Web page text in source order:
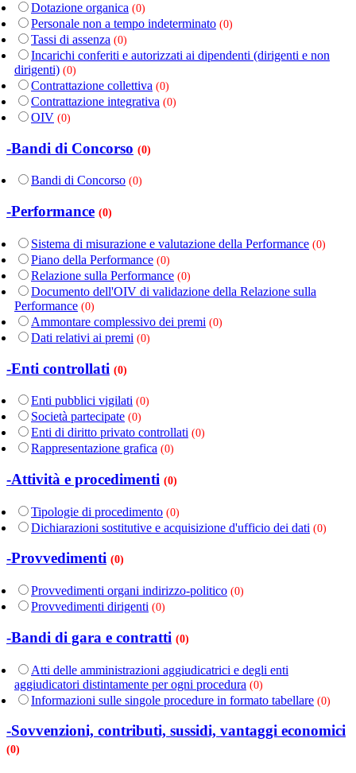
Dotazione organica (0)
Personale non a tempo indeterminato (0)
Tassi di assenza (0)
Incarichi conferiti e autorizzati ai dipendenti (dirigenti e non
dirigenti) (0)
Contrattazione collettiva (0)
Contrattazione integrativa (0)
OIV (0)
-Bandi di Concorso (0)
Bandi di Concorso (0)
-Performance (0)
Sistema di misurazione e valutazione della Performance (0)
Piano della Performance (0)
Relazione sulla Performance (0)
Documento dell'OIV di validazione della Relazione sulla
Performance (0)
Ammontare complessivo dei premi (0)
Dati relativi ai premi (0)
-Enti controllati (0)
Enti pubblici vigilati (0)
Società partecipate (0)
Enti di diritto privato controllati (0)
Rappresentazione grafica (0)
-Attività e procedimenti (0)
Tipologie di procedimento (0)
Dichiarazioni sostitutive e acquisizione d'ufficio dei dati (0)
-Provvedimenti (0)
Provvedimenti organi indirizzo-politico (0)
Provvedimenti dirigenti (0)
-Bandi di gara e contratti (0)
Atti delle amministrazioni aggiudicatrici e degli enti
aggiudicatori distintamente per ogni procedura (0)
Informazioni sulle singole procedure in formato tabellare (0)
-Sovvenzioni, contributi, sussidi, vantaggi economici
(0)